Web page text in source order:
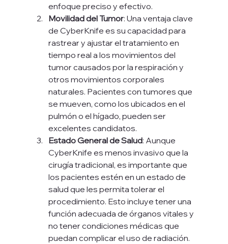
enfoque preciso y efectivo.
Movilidad del Tumor: Una ventaja clave
de CyberKnife es su capacidad para
rastrear y ajustar el tratamiento en
tiempo real a los movimientos del
tumor causados por la respiración y
otros movimientos corporales
naturales. Pacientes con tumores que
se mueven, como los ubicados en el
pulmón o el hígado, pueden ser
excelentes candidatos.
Estado General de Salud: Aunque
CyberKnife es menos invasivo que la
cirugía tradicional, es importante que
los pacientes estén en un estado de
salud que les permita tolerar el
procedimiento. Esto incluye tener una
función adecuada de órganos vitales y
no tener condiciones médicas que
puedan complicar el uso de radiación.